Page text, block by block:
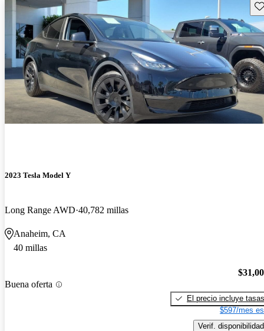
2023 Tesla Model Y
Long Range AWD 40,782 millas
Anaheim, CA
40 millas
Buena oferta
El precio incluye tasas
$597/mes
Verif. disponibilidad